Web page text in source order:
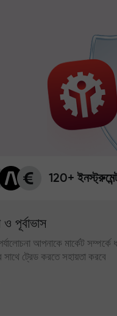
120+
ও পূর্বাভাস
আপনাকে মার্কেট সম্পর্কে
সাথে ট্রেড করতে সহায়তা করবে